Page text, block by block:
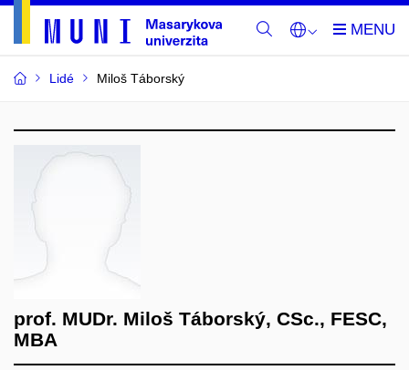
Lidé Miloš Táborský
prof. MUDr. Miloš Táborský, CSc., FESC,
MBA